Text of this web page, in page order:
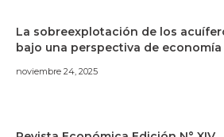
La sobreexplotación de los
bajo una perspectiva de
noviembre 24, 2025